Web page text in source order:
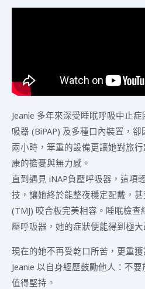
Jeanie 多年來深受睡眠呼吸中止
吸器 (BiPAP) 及多種口內裝置，
兩小時，笨重的設備更讓她對旅
康的擔憂與無力感。
直到遇見 iNAP負壓呼吸器，這項
技，讓她終於能整夜穩定配戴，
(TMJ) 咬合板完美相容。睡眠檢查
壓呼吸器，她的症狀便能得到極
現在的她不再受乾口所苦，更重
Jeanie 以自身經歷鼓勵他人：不
值得堅持。